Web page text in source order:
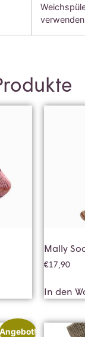
Mally
€17,90
In den
Angebot!